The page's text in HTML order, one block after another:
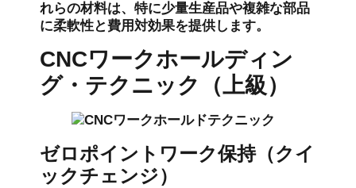
れらの材料は、特に少量生産品や複雑な部品
に柔軟性と費用対効果を提供します。
CNCワークホールディン
グ・テクニック（上級）
ゼロポイントワーク保持（クイ
ックチェンジ）